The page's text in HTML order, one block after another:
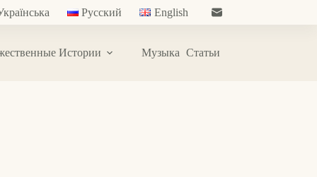
Русский English
Истории Музыка Статьи